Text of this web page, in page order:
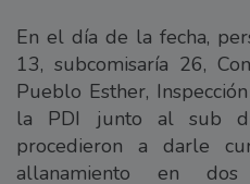
En el día de la fecha,
13, subcomisaría 26,
Pueblo Esther,
la PDI junto al sub
procedieron a darle
allanamiento en